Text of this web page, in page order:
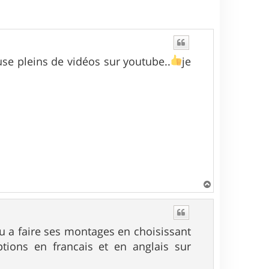
pleins de vidéos sur youtube..
je
a
a faire ses montages en choisissant
en francais et en anglais sur